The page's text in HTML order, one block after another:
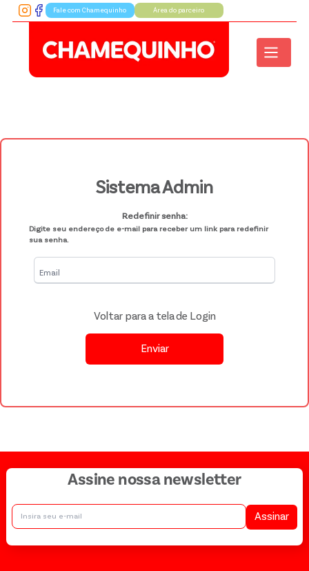
Fale com Chamequinho Área do parceiro
Sistema Admin
Redefinir senha:
Digite seu endereço de e-mail para receber um link para redefinir
sua senha.
Email
Voltar para a tela de Login
Enviar
Assine nossa newsletter
Assinar